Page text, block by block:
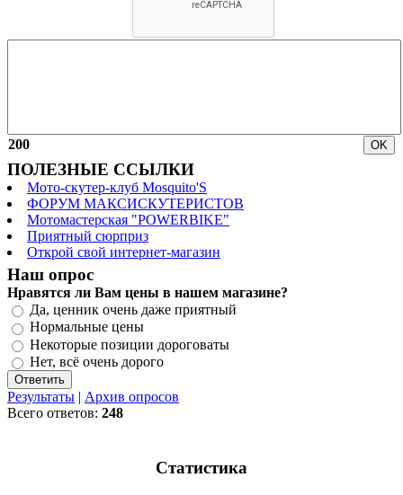
200
ПОЛЕЗНЫЕ ССЫЛКИ
Мото-скутер-клуб Mosquito'S
ФОРУМ МАКСИСКУТЕРИСТОВ
Мотомастерская "POWERBIKE"
Приятный сюрприз
Открой свой интернет-магазин
Наш опрос
Нравятся ли Вам цены в нашем магазине?
Да, ценник очень даже приятный
Нормальные цены
Некоторые позиции дороговаты
Нет, всё очень дорого
Результаты | Архив опросов
Всего ответов: 248
Статистика